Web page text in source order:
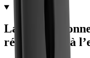
La montre
résiste-t-elle à